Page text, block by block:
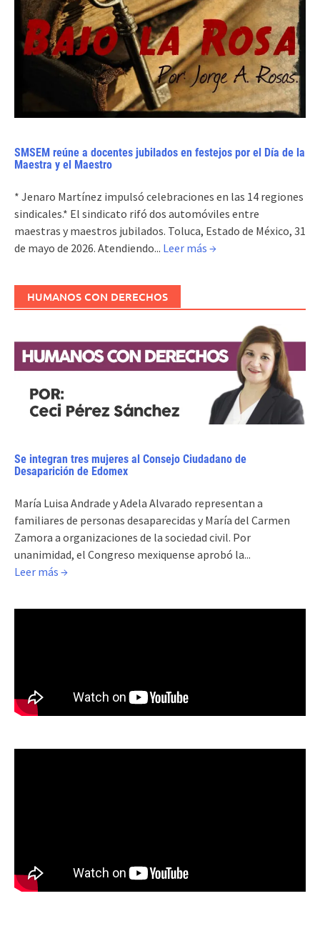
SMSEM reúne a docentes jubilados en festejos por el Día de la
Maestra y el Maestro
* Jenaro Martínez impulsó celebraciones en las 14 regiones
sindicales.* El sindicato rifó dos automóviles entre
maestras y maestros jubilados. Toluca, Estado de México, 31
de mayo de 2026. Atendiendo... Leer más →
HUMANOS CON DERECHOS
Se integran tres mujeres al Consejo Ciudadano de
Desaparición de Edomex
María Luisa Andrade y Adela Alvarado representan a
familiares de personas desaparecidas y María del Carmen
Zamora a organizaciones de la sociedad civil. Por
unanimidad, el Congreso mexiquense aprobó la...
Leer más →